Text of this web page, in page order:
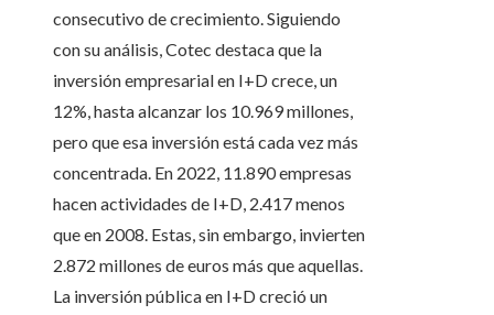
consecutivo de crecimiento. Siguiendo
con su análisis, Cotec destaca que la
inversión empresarial en I+D crece, un
12%, hasta alcanzar los 10.969 millones,
pero que esa inversión está cada vez más
concentrada. En 2022, 11.890 empresas
hacen actividades de I+D, 2.417 menos
que en 2008. Estas, sin embargo, invierten
2.872 millones de euros más que aquellas.
La inversión pública en I+D creció un